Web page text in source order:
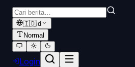
🇮🇩id
Normal
Login